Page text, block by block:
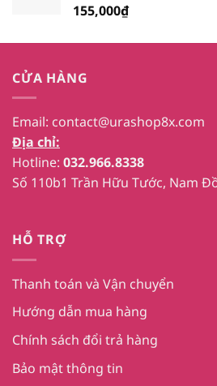
155,000₫
CỬA HÀNG
Email: contact@urashop8x.com
Địa chỉ:
Hotline: 032.966.8338
Số 110b1 Trần Hữu Tước, Nam
HỖ TRỢ
Thanh toán và Vận chuyển
Hướng dẫn mua hàng
Chính sách đổi trả hàng
Bảo mật thông tin